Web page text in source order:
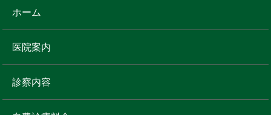
ホーム
医院案内
診察内容